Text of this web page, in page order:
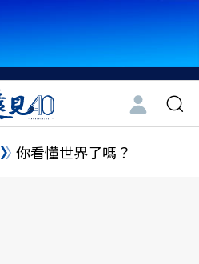
你看懂世界了嗎？